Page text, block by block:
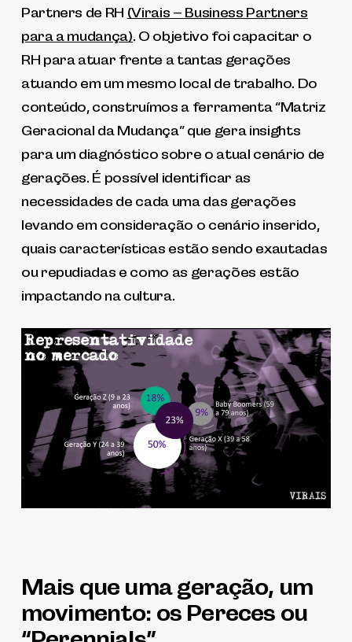
Partners de RH (Virais – Business Partners
para a mudança). O objetivo foi capacitar o
RH para atuar frente a tantas gerações
atuando em um mesmo local de trabalho. Do
conteúdo, construímos a ferramenta “Matriz
Geracional da Mudança” que gera insights
para um diagnóstico sobre o atual cenário de
gerações. É possível identificar as
necessidades de cada uma das gerações
levando em consideração o cenário inserido,
quais características estão sendo exautadas
ou repudiadas e como as gerações estão
impactando na cultura.
Mais que uma geração, um
movimento: os Pereces ou